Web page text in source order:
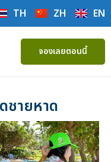
TH ZH EN
จองเลยตอนนี้
ชายหาด